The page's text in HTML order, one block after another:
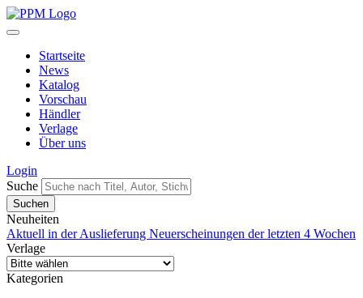
Startseite
News
Katalog
Vorschau
Händler
Verlage
Über uns
Login
Suche
Neuheiten
Aktuell in der Auslieferung Neuerscheinungen der letzten 4 Wochen
Verlage
Kategorien